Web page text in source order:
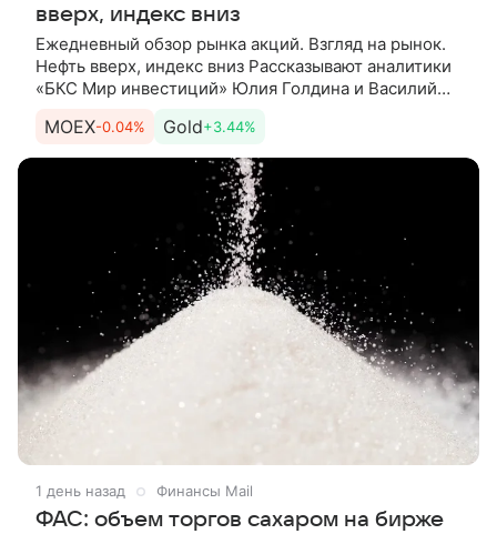
вверх, индекс вниз
Ежедневный обзор рынка акций. Взгляд на рынок.
Нефть вверх, индекс вниз Рассказывают аналитики
«БКС Мир инвестиций» Юлия Голдина и Василий
снижением: в начале
MOEX-0.04% Gold+3.44%
1 день назад Финансы Mail
ФАС: объем торгов сахаром на бирже